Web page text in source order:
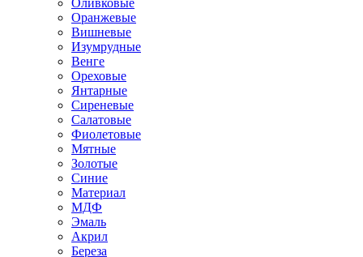
Оливковые
Оранжевые
Вишневые
Изумрудные
Венге
Ореховые
Янтарные
Сиреневые
Салатовые
Фиолетовые
Мятные
Золотые
Синие
Материал
МДФ
Эмаль
Акрил
Береза